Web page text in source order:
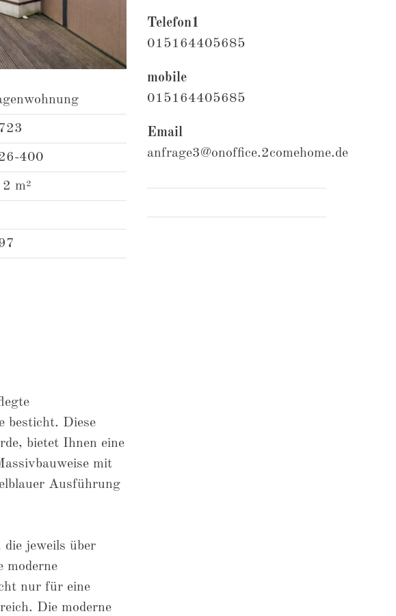
400
2 m²
besticht. Diese
bietet Ihnen eine
mit
Ausführung
die jeweils über
moderne
nur für eine
Die moderne
Telefon1
015164405685
mobile
015164405685
Email
anfrage3@onoffice.2comehome.de